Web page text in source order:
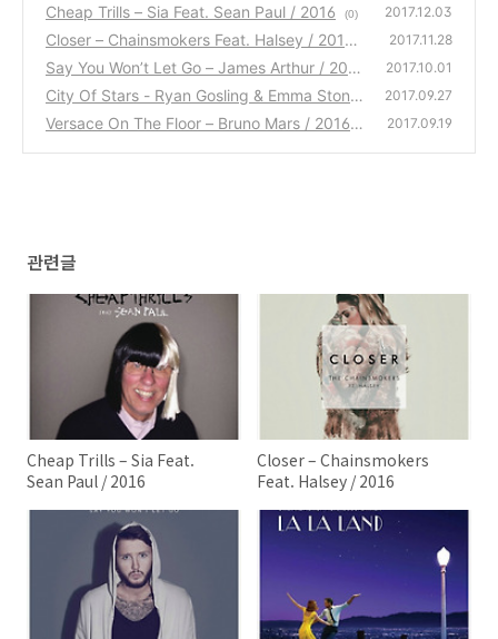
Cheap Trills – Sia Feat. Sean Paul / 2016 (0) 2017.12.03
Closer – Chainsmokers Feat. Halsey / 2016
(0)
2017.11.28
Say You Won’t Let Go – James Arthur / 201
6
(0)
2017.10.01
City Of Stars - Ryan Gosling & Emma Stone
/ 2016
(0)
2017.09.27
Versace On The Floor – Bruno Mars / 2016 2017.09.19
관련글
Cheap Trills – Sia Feat.
Sean Paul / 2016
Closer – Chainsmokers
Feat. Halsey / 2016